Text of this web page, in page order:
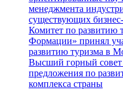
менеджмента
существующих
Комитет по развитию
Формации» принял
развитию туризма в
Высший горный
предложения по
комплекса страны